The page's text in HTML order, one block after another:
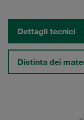
Dettagli tecnici
Distinta dei